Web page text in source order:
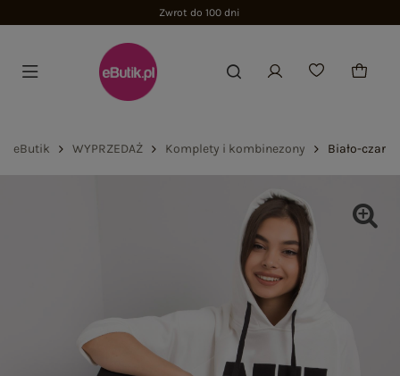
Zwrot do 100 dni
eButik WYPRZEDAŻ Komplety i kombinezony Biało-